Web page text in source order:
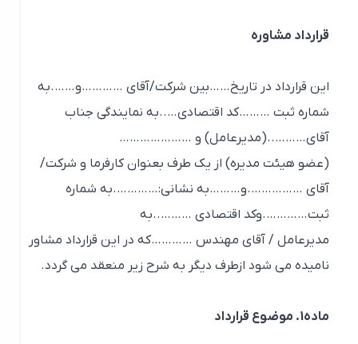
قرارداد مشاوره
این قرارداد در تاریخ……بین شرکت/آقای …………و…….به
شماره ثبت ………کد اقتصادی…..به نمایندگی جناب
آقای………..(مدیرعامل) و …………………
(عضو هیئت مدیره) از یک طرف بعنوان کارفرما و شرکت/
آقای …………….و………به نشانی:………….به شماره
ثبت………….وکد اقتصادی ………..به
مدیرعامل / آقای مهندس …………که در این قرارداد مشاور
نامیده می شود ازطرف دیگر به شرح زیر منعقد می گردد.
ماده1. موضوع قرارداد